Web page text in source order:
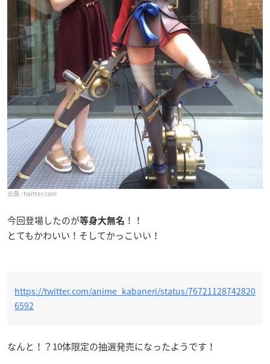
twitter.com
今回登場したのが等身大無名 ！！
とてもかわいい！そしてかっこいい！
https://twitter.com/anime_kabaneri/status/76721128742820
6592
なんと！？10体限定の抽選発売になったようです！